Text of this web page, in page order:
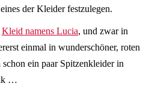
der Kleider festzulegen.
Kleid namens Lucia, und zwar in
einmal in wunderschöner, roten
ein paar Spitzenkleider in
…